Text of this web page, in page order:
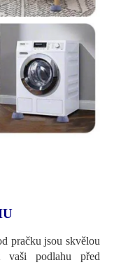
pračku jsou skvělou
vaši podlahu před